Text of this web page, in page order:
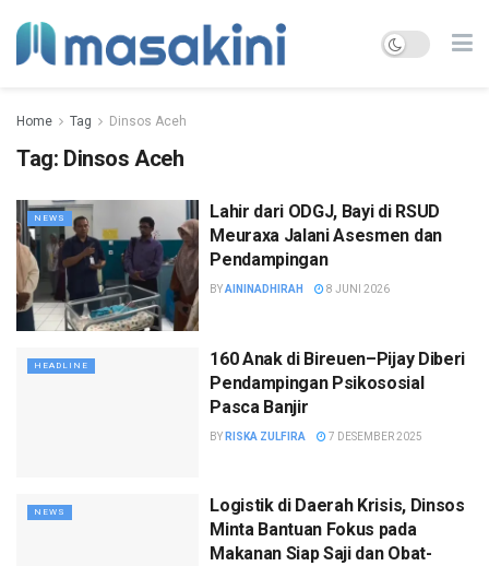
Home Tag Dinsos Aceh
Tag: Dinsos Aceh
NEWS
Lahir dari ODGJ, Bayi di RSUD
Meuraxa Jalani Asesmen dan
Pendampingan
BYAININADHIRAH 8 JUNI 2026
HEADLINE
160 Anak di Bireuen–Pijay Diberi
Pendampingan Psikososial
Pasca Banjir
BY RISKA ZULFIRA 7 DESEMBER 2025
NEWS
Logistik di Daerah Krisis, Dinsos
Minta Bantuan Fokus pada
Makanan Siap Saji dan Obat-